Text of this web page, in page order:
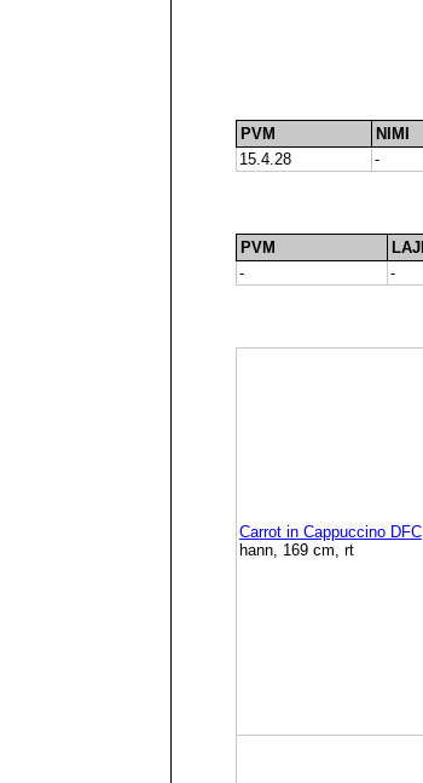
PVM NIMI
15.4.28
-
PVM LAJI
-
-
Carrot in Cappuccino DFC
hann, 169 cm, rt